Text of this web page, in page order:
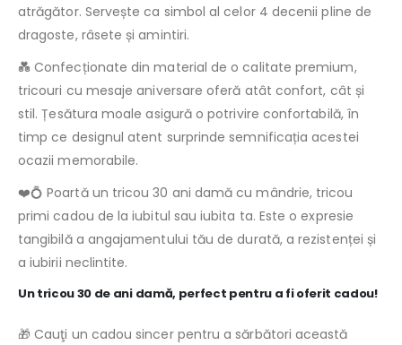
atrăgător. Servește ca simbol al celor 4 decenii pline de
dragoste, râsete și amintiri.
💑 Confecționate din material de o calitate premium,
tricouri cu mesaje aniversare oferă atât confort, cât și
stil. Țesătura moale asigură o potrivire confortabilă, în
timp ce designul atent surprinde semnificația acestei
ocazii memorabile.
❤️💍 Poartă un tricou 30 ani damă cu mândrie, tricou
primi cadou de la iubitul sau iubita ta. Este o expresie
tangibilă a angajamentului tău de durată, a rezistenței și
a iubirii neclintite.
Un tricou 30 de ani damă, perfect pentru a fi oferit cadou!
🎁 Cauţi un cadou sincer pentru a sărbători această